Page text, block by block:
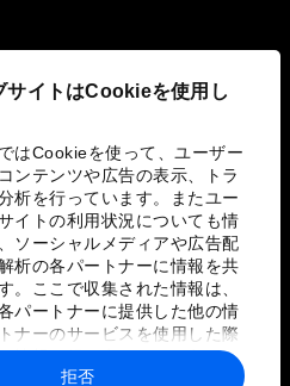
サイトはCookieを使用し
はCookieを使って、ユーザー
ンテンツや広告の表示、トラ
析を行っています。またユー
イトの利用状況についても情
ソーシャルメディアや広告配
析の各パートナーに情報を共
。ここで収集された情報は、
パートナーに提供した他の情
ナーのサービスを使用した際
情報と組み合わされ、各パー
て使用されることがありま
拒否
み